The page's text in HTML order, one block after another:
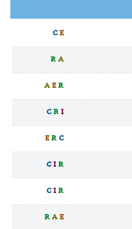
CE
RA
AER
CRI
ERC
CIR
CIR
RAE